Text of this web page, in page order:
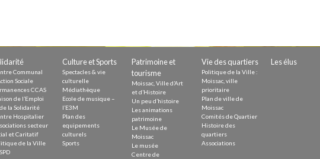
Communal
Sociale
CCAS
de l’Emploi
la Solidarité
Hospitalier
secteur
et Caritatif
de la Ville
Culture et Sports
Spectacles & vie
culturelle
Médiathèque
Ecole de musique –
l’E3M
Plan des
equipements
culturels
Sports
Patrimoine et
tourisme
Moissac, Ville d’Art
et d’Histoire
Un peu d’histoire
Les animations
patrimoine
Le Musée de
Moissac
Le musée
Centre de
Vie des quartiers
Politique de la Ville :
Moissac, ville
prioritaire
Plan de ville de
Moissac
Comités de Quartier
Histoire des
quartiers
Associations
Les élus